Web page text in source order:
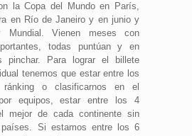
la Copa del Mundo en París,
en Río de Janeiro y en junio y
Mundial. Vienen meses con
todas puntúan y en
pinchar. Para lograr el billete
tenemos que estar entre los
o clasificarnos en el
equipos, estar entre los 4
mejor de cada continente sin
Si estamos entre los 6